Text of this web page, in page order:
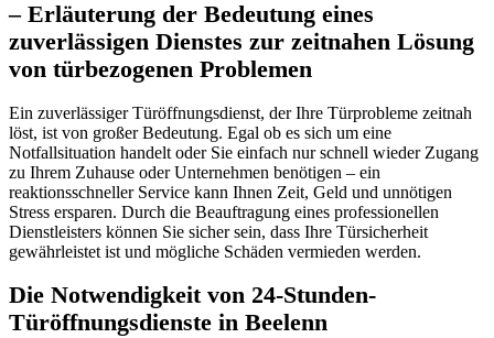
– Erläuterung der Bedeutung eines
zuverlässigen Dienstes zur zeitnahen Lösung
von türbezogenen Problemen
Ein zuverlässiger Türöffnungsdienst, der Ihre Türprobleme zeitnah
löst, ist von großer Bedeutung.​ Egal ob es sich um eine
Notfallsituation handelt oder Sie einfach nur schnell wieder Zugang
zu Ihrem Zuhause oder Unternehmen benötigen – ein
reaktionsschneller Service kann Ihnen Zeit, Geld und unnötigen
Stress ersparen.​ Durch die Beauftragung eines professionellen
Dienstleisters können Sie sicher sein, dass Ihre Türsicherheit
gewährleistet ist und mögliche Schäden vermieden werden.​
Die Notwendigkeit von 24-Stunden-
Türöffnungsdienste in Beelenn